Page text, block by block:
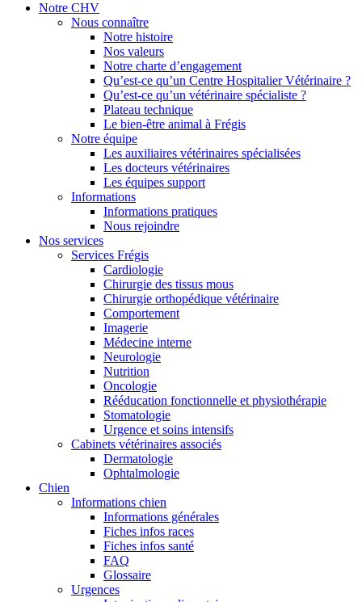
Notre CHV
Nous connaître
Notre histoire
Nos valeurs
Notre charte d’engagement
Qu’est-ce qu’un Centre Hospitalier Vétérinaire ?
Qu’est-ce qu’un vétérinaire spécialiste ?
Plateau technique
Le bien-être animal à Frégis
Notre équipe
Les auxiliaires vétérinaires spécialisées
Les docteurs vétérinaires
Les équipes support
Informations
Informations pratiques
Nous rejoindre
Nos services
Services Frégis
Cardiologie
Chirurgie des tissus mous
Chirurgie orthopédique vétérinaire
Comportement
Imagerie
Médecine interne
Neurologie
Nutrition
Oncologie
Rééducation fonctionnelle et physiothérapie
Stomatologie
Urgence et soins intensifs
Cabinets vétérinaires associés
Dermatologie
Ophtalmologie
Chien
Informations chien
Informations générales
Fiches infos races
Fiches infos santé
FAQ
Glossaire
Urgences